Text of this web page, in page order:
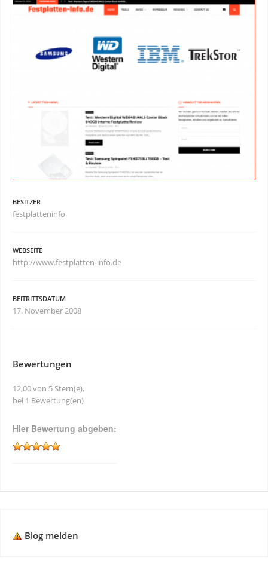
BESITZER
festplatteninfo
WEBSEITE
http://www.festplatten-info.de
BEITRITTSDATUM
17. November 2008
Bewertungen
12,00 von 5 Stern(e),
bei 1 Bewertung(en)
Hier Bewertung abgeben:
Blog melden